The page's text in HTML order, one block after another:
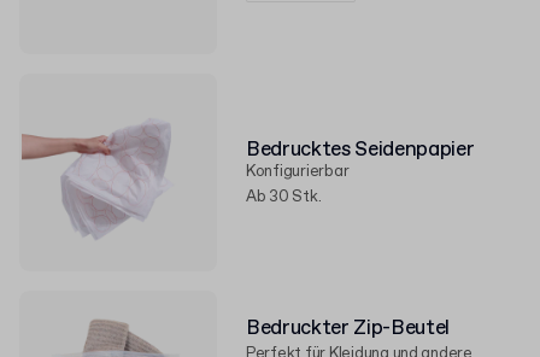
Bedrucktes Seidenpapier
Konfigurierbar
Ab 30 Stk.
Bedruckter Zip-Beutel